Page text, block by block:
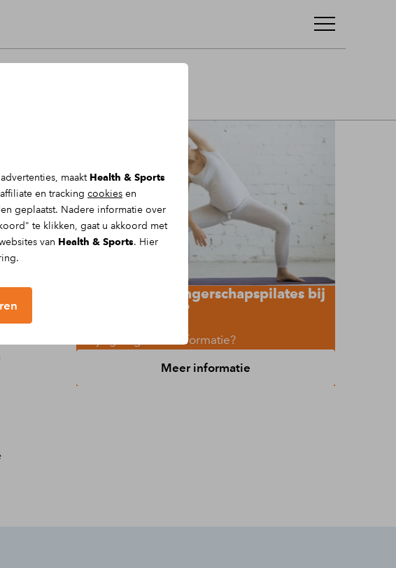
maakt Health & Sports
en tracking cookies en
geplaatst. Nadere informatie over
te klikken, gaat u akkoord met
van Health & Sports. Hier
Interesse in zwangerschapspilates bij
Health & Sports?
Wil je graag meer informatie?
Meer informatie